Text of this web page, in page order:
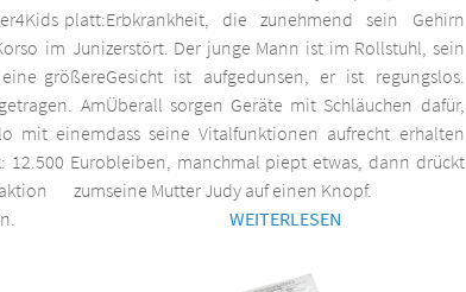
platt:
im Juni
größere
Am
mit einem
12.500 Euro
zum
Erbkrankheit, die zunehmend sein Gehirn
zerstört. Der junge Mann ist im Rollstuhl, sein
Gesicht ist aufgedunsen, er ist regungslos.
Überall sorgen Geräte mit Schläuchen dafür,
dass seine Vitalfunktionen aufrecht erhalten
bleiben, manchmal piept etwas, dann drückt
seine Mutter Judy auf einen Knopf.
WEITERLESEN